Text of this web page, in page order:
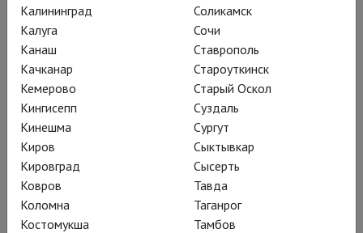
Калининград
Калуга
Канаш
Качканар
Кемерово
Кингисепп
Кинешма
Киров
Кировград
Ковров
Коломна
Костомукша
Соликамск
Сочи
Ставрополь
Староуткинск
Старый Оскол
Суздаль
Сургут
Сыктывкар
Сысерть
Тавда
Таганрог
Тамбов